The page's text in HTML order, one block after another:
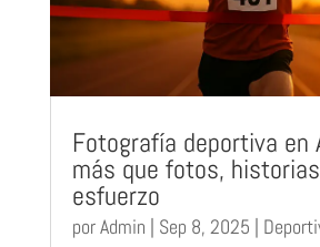
Fotografía deportiva en
más que fotos,
esfuerzo
porAdmin | Sep 8, 2025 |